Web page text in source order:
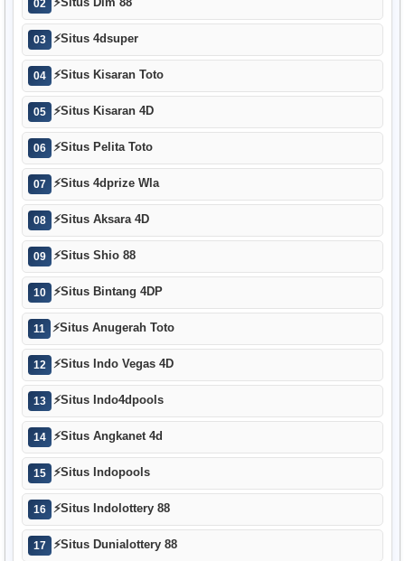
02
03 ⚡Situs 4dsuper
04 ⚡Situs Kisaran Toto
05 ⚡Situs Kisaran 4D
06 ⚡Situs Pelita Toto
07 ⚡Situs 4dprize Wla
08 ⚡Situs Aksara 4D
09 ⚡Situs Shio 88
10 ⚡Situs Bintang 4DP
11 ⚡Situs Anugerah Toto
12 ⚡Situs Indo Vegas 4D
13 ⚡Situs Indo4dpools
14 ⚡Situs Angkanet 4d
15 ⚡Situs Indopools
16 ⚡Situs Indolottery 88
17 ⚡Situs Dunialottery 88